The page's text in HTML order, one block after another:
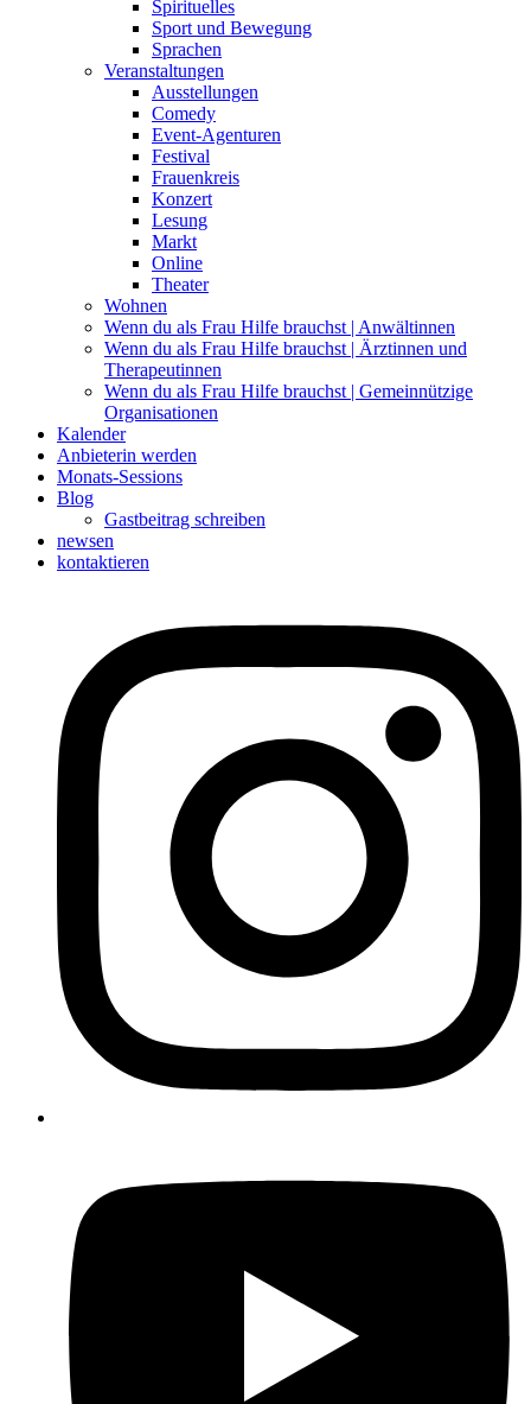
Spirituelles
Sport und Bewegung
Sprachen
Veranstaltungen
Ausstellungen
Comedy
Event-Agenturen
Festival
Frauenkreis
Konzert
Lesung
Markt
Online
Theater
Wohnen
Wenn du als Frau Hilfe brauchst | Anwältinnen
Wenn du als Frau Hilfe brauchst | Ärztinnen und
Therapeutinnen
Wenn du als Frau Hilfe brauchst | Gemeinnützige
Organisationen
Kalender
Anbieterin werden
Monats-Sessions
Blog
Gastbeitrag schreiben
newsen
kontaktieren